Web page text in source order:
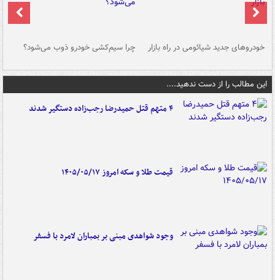
خودروهای جدید شیائومی در راه بازار چرا سیم‌کشی خودرو ذوب می‌شود؟
این مطالب را از دست ندهید....
۴ متهم قتل حمیدرضا رجب‌زاده دستگیر شدند
قیمت طلا و سکه امروز ۱۴۰۵/۰۵/۱۷
وجود شواهدی مبنی بر بمباران لامرد با فسفر